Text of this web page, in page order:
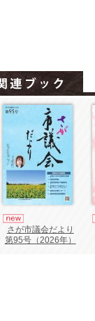
さが市議会だより
第95号（2026年）